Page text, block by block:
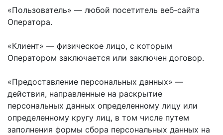
«Пользователь» — любой посетитель веб-сайта
Оператора.
«Клиент» — физическое лицо, с которым
Оператором заключается или заключен договор.
«Предоставление персональных данных» —
действия, направленные на раскрытие
персональных данных определенному лицу или
определенному кругу лиц, в том числе путем
заполнения формы сбора персональных данных на